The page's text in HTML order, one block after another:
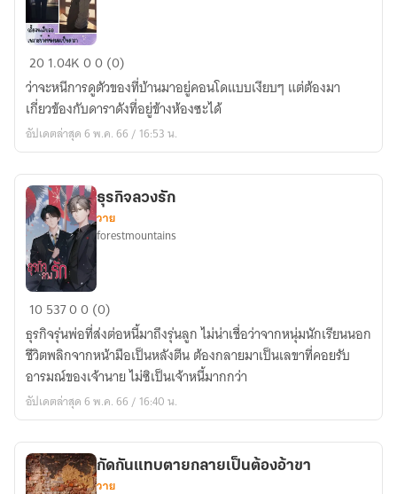
กรี้
ด
จน
เจ็บ
คอ
แฟน
ผม
เป็น
ดารา
201.04K00 (0)
ว่าจะหนีการดูตัวของที่บ้านมาอยู่คอนโดแบบเงียบๆ แต่ต้องมา
เกี่ยวข้องกับดาราดังที่อยู่ข้างห้องซะได้
อัปเดตล่าสุด 6 พ.ค. 66 / 16:53 น.
ธุรกิจ
ลวง
รัก
ธุรกิจลวงรัก
วาย
forestmountains
1053700 (0)
ธุรกิจรุ่นพ่อที่ส่งต่อหนี้มาถึงรุ่นลูก ไม่น่าเชื่อว่าจากหนุ่มนักเรียนนอก
ชีวิตพลิกจากหน้ามือเป็นหลังตีน ต้องกลายมาเป็นเลขาที่คอยรับ
อารมณ์ของเจ้านาย ไม่ซิเป็นเจ้าหนี้มากกว่า
อัปเดตล่าสุด 6 พ.ค. 66 / 16:40 น.
กัดกันแทบตายกลายเป็นต้องอ้าขา
วาย